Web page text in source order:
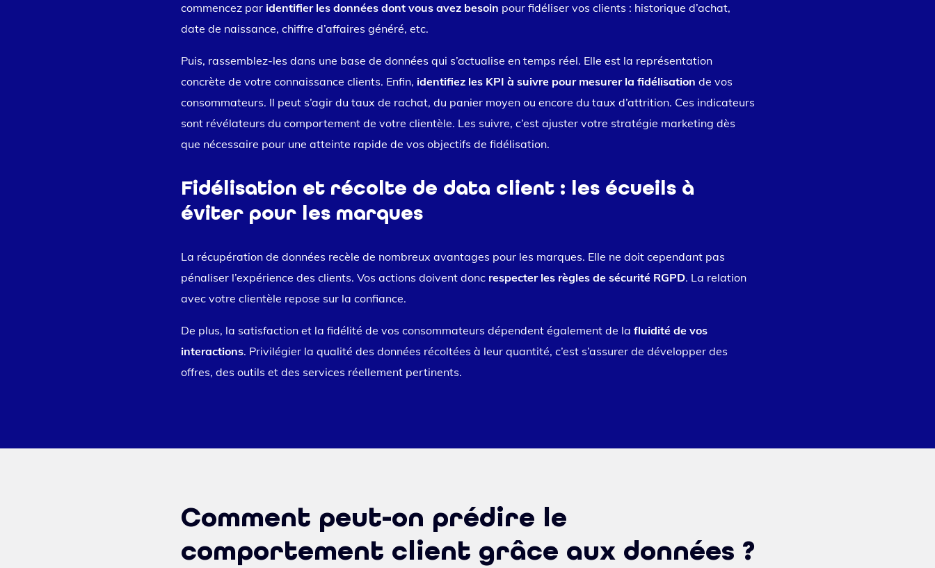
commencez paridentifier les données dont vous avez besoin pour fidéliser vos clients : historique d’achat,
date de naissance, chiffre d’affaires généré, etc.
Puis, rassemblez-les dans une base de données qui s’actualise en temps réel. Elle est la représentation
concrète de votre connaissance clients. Enfin, identifiez les KPI à suivre pour mesurer la fidélisation de vos
consommateurs. Il peut s’agir du taux de rachat, du panier moyen ou encore du taux d’attrition. Ces indicateurs
sont révélateurs du comportement de votre clientèle. Les suivre, c’est ajuster votre stratégie marketing dès
que nécessaire pour une atteinte rapide de vos objectifs de fidélisation.
Fidélisation et récolte de data client : les écueils à
éviter pour les marques
La récupération de données recèle de nombreux avantages pour les marques. Elle ne doit cependant pas
pénaliser l’expérience des clients. Vos actions doivent donc respecter les règles de sécurité RGPD. La relation
avec votre clientèle repose sur la confiance.
De plus, la satisfaction et la fidélité de vos consommateurs dépendent également de la fluidité de vos
interactions. Privilégier la qualité des données récoltées à leur quantité, c’est s’assurer de développer des
offres, des outils et des services réellement pertinents.
Comment peut-on prédire le
comportement client grâce aux données ?